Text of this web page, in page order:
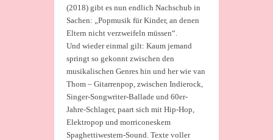
(2018) gibt es nun endlich Nachschub in
Sachen: „Popmusik für Kinder, an denen
Eltern nicht verzweifeln müssen“.
Und wieder einmal gilt: Kaum jemand
springt so gekonnt zwischen den
musikalischen Genres hin und her wie van
Thom – Gitarrenpop, zwischen Indierock,
Singer-Songwriter-Ballade und 60er-
Jahre-Schlager, paart sich mit Hip-Hop,
Elektropop und morriconeskem
Spaghettiwestern-Sound. Texte voller